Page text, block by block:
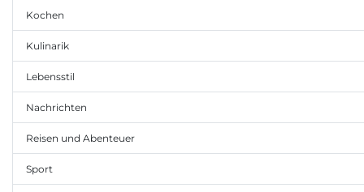
Kochen
Kulinarik
Lebensstil
Nachrichten
Reisen und Abenteuer
Sport